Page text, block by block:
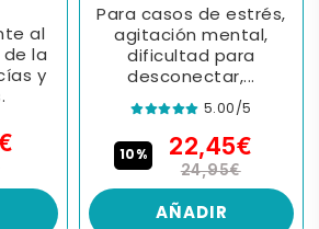
al
la
y
Para casos de estrés,
agitación mental,
dificultad para
desconectar,...
5.00/5
10% 22,45€
24,95€
AÑADIR